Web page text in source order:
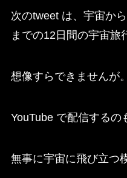
次のtweet は、宇宙か
までの12日間の宇宙旅
想像すらできませんが。
YouTube で配信するの
無事に宇宙に飛び立つ